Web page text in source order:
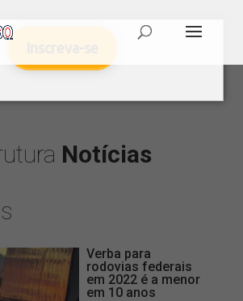
Notícias
Verba para
rodovias federais
em 2022 é a menor
em 10 anos